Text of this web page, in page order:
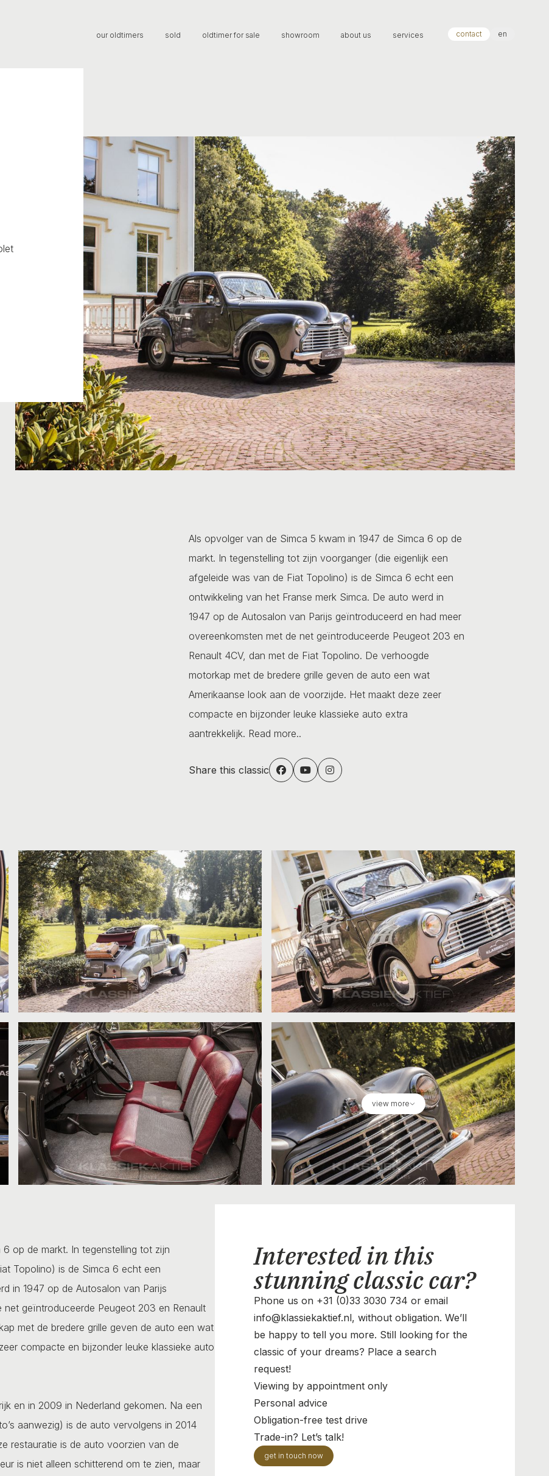
our oldtimers sold oldtimer for sale showroom about us services contact en
Als opvolger van de Simca 5 kwam in 1947 de Simca 6 op de
markt. In tegenstelling tot zijn voorganger (die eigenlijk een
afgeleide was van de Fiat Topolino) is de Simca 6 echt een
ontwikkeling van het Franse merk Simca. De auto werd in
1947 op de Autosalon van Parijs geïntroduceerd en had meer
overeenkomsten met de net geïntroduceerde Peugeot 203 en
Renault 4CV, dan met de Fiat Topolino. De verhoogde
motorkap met de bredere grille geven de auto een wat
Amerikaanse look aan de voorzijde. Het maakt deze zeer
compacte en bijzonder leuke klassieke auto extra
aantrekkelijk. Read more..
Share this classic
view more
op de markt. In tegenstelling tot zijn
Topolino) is de Simca 6 echt een
in 1947 op de Autosalon van Parijs
geïntroduceerde Peugeot 203 en Renault
met de bredere grille geven de auto een wat
compacte en bijzonder leuke klassieke auto
en in 2009 in Nederland gekomen. Na een
aanwezig) is de auto vervolgens in 2014
restauratie is de auto voorzien van de
is niet alleen schitterend om te zien, maar
Interested in this
stunning classic car?
Phone us on +31 (0)33 3030 734 or email
info@klassiekaktief.nl, without obligation. We’ll
be happy to tell you more. Still looking for the
classic of your dreams? Place a search
request!
Viewing by appointment only
Personal advice
Obligation-free test drive
Trade-in? Let’s talk!
get in touch now